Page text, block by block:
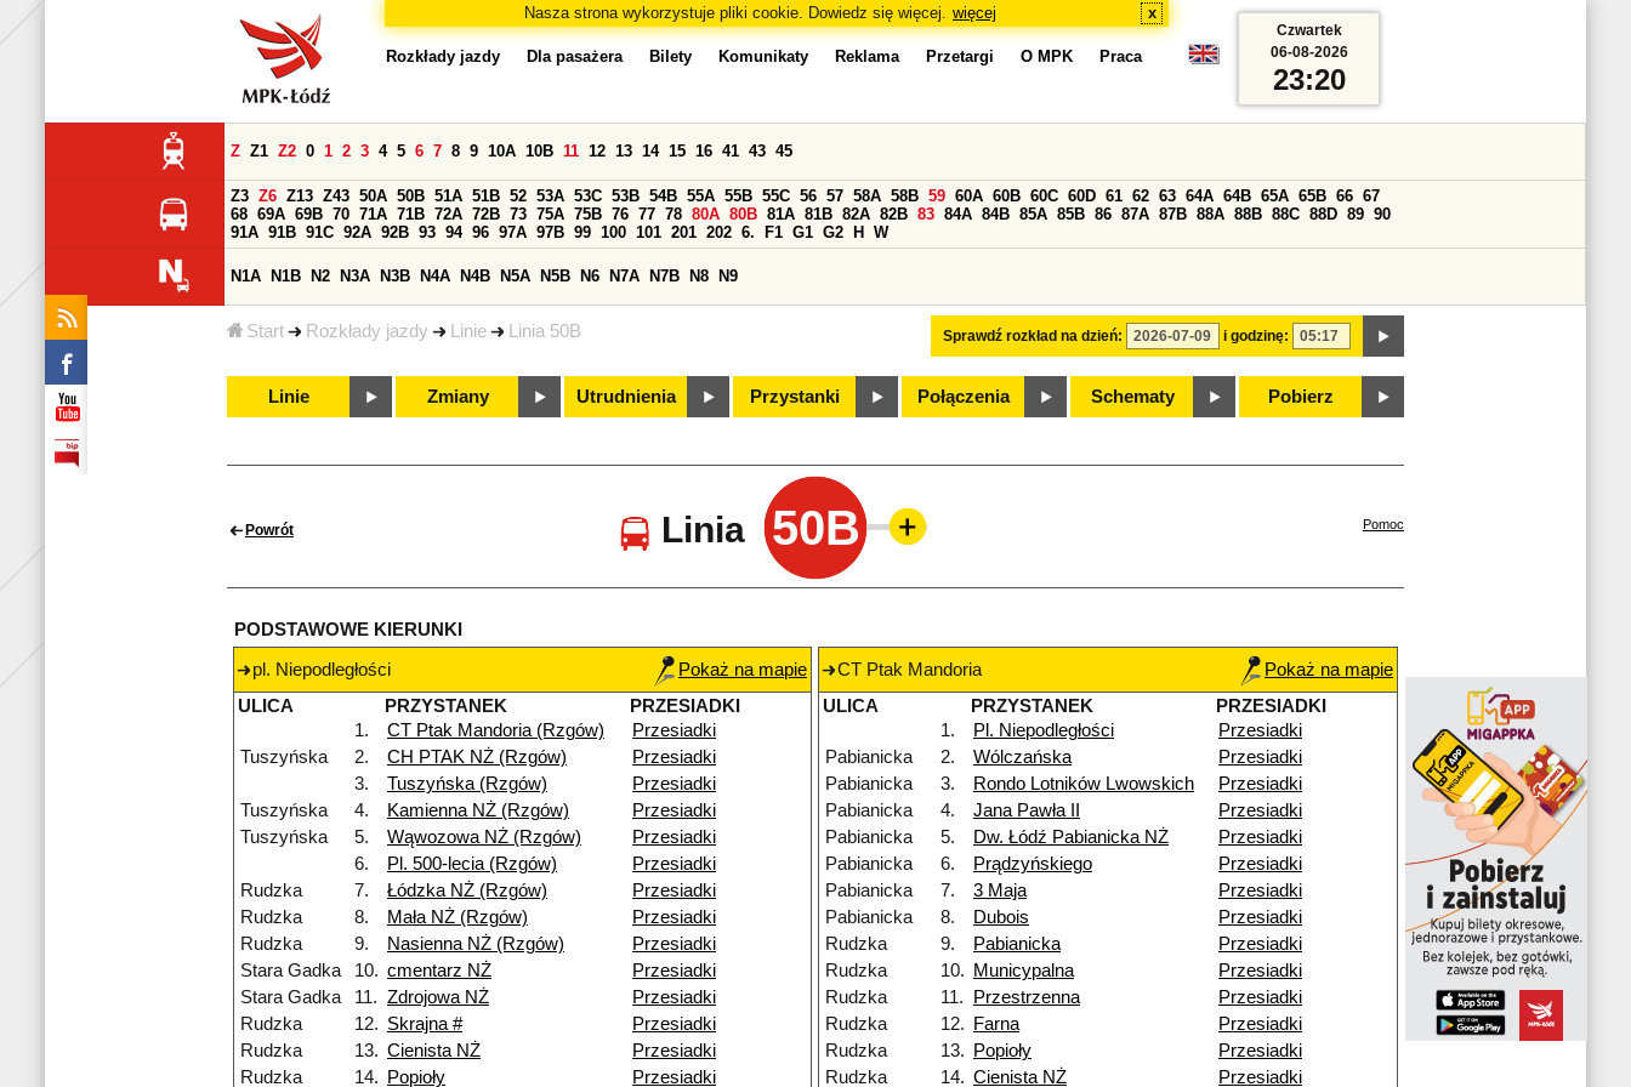
Nasza strona wykorzystuje pliki cookie. Dowiedz się więcej. więcej x
Start Rozkłady jazdy Linie Linia 50B
Rozkłady jazdy Dla pasażera Bilety Komunikaty Reklama Przetargi O MPK Praca
Sprawdź rozkład na dzień: i godzinę:
Z Z1 Z2 0 1 2 3 4 5 6 7 8 9 10A 10B 11 12 13 14 15 16 41 43 45
Z3 Z6 Z13 Z43 50A 50B 51A 51B 52 53A 53C 53B 54B 55A 55B 55C 56 57 58A 58B 59 60A 60B 60C 60D 61 62 63 64A 64B 65A 65B 66 67
68 69A 69B 70 71A 71B 72A 72B 73 75A 75B 76 77 78 80A 80B 81A 81B 82A 82B 83 84A 84B 85A 85B 86 87A 87B 88A 88B 88C 88D 89 90
91A 91B 91C 92A 92B 93 94 96 97A 97B 99 100 101 201 202 6. F1 G1 G2 H W
N1A N1B N2 N3A N3B N4A N4B N5A N5B N6 N7A N7B N8 N9
Linie Zmiany Utrudnienia Przystanki Połączenia Schematy Pobierz
Czwartek
06-08-2026
23:20
Powrót Linia 50B Pomoc
PODSTAWOWE KIERUNKI
pl. Niepodległości
Pokaż na mapie
ULICA
PRZYSTANEK
PRZESIADKI
1.
CT Ptak Mandoria (Rzgów)
Przesiadki
Tuszyńska
2. CH PTAK NŻ (Rzgów)
Przesiadki
3.
Tuszyńska (Rzgów)
Przesiadki
Tuszyńska
4. Kamienna NŻ (Rzgów)
Przesiadki
Tuszyńska
5. Wąwozowa NŻ (Rzgów)
Przesiadki
6.
Pl. 500-lecia (Rzgów)
Przesiadki
Rudzka
7. Łódzka NŻ (Rzgów)
Przesiadki
Rudzka
8. Mała NŻ (Rzgów)
Przesiadki
Rudzka
9. Nasienna NŻ (Rzgów)
Przesiadki
Stara Gadka
10. cmentarz NŻ
Przesiadki
Stara Gadka
11. Zdrojowa NŻ
Przesiadki
Rudzka
12. Skrajna #
Przesiadki
Rudzka
13. Cienista NŻ
Przesiadki
Rudzka
14. Popioły Przesiadki
CT Ptak Mandoria
Pokaż na mapie
ULICA
PRZYSTANEK
PRZESIADKI
1.
Pl. Niepodległości
Przesiadki
Pabianicka
2. Wólczańska
Przesiadki
Pabianicka
3. Rondo Lotników Lwowskich
Przesiadki
Pabianicka
4. Jana Pawła II
Przesiadki
Pabianicka
5. Dw. Łódź Pabianicka NŻ
Przesiadki
Pabianicka
6. Prądzyńskiego
Przesiadki
Pabianicka
7. 3 Maja
Przesiadki
Pabianicka
8. Dubois
Przesiadki
Rudzka
9. Pabianicka
Przesiadki
Rudzka
10. Municypalna
Przesiadki
Rudzka
11. Przestrzenna
Przesiadki
Rudzka
12. Farna
Przesiadki
Rudzka
13. Popioły
Przesiadki
Rudzka
14. Cienista NŻ Przesiadki